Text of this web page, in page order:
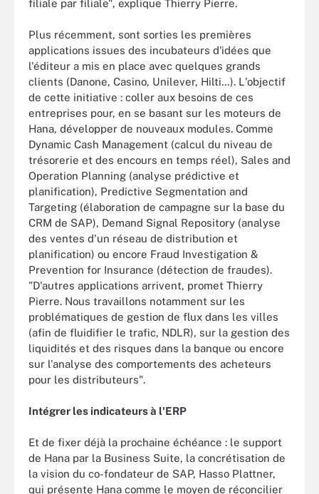
filiale par filiale", explique Thierry Pierre.
Plus récemment, sont sorties les premières
applications issues des incubateurs d'idées que
l'éditeur a mis en place avec quelques grands
clients (Danone, Casino, Unilever, Hilti…). L'objectif
de cette initiative : coller aux besoins de ces
entreprises pour, en se basant sur les moteurs de
Hana, développer de nouveaux modules. Comme
Dynamic Cash Management (calcul du niveau de
trésorerie et des encours en temps réel), Sales and
Operation Planning (analyse prédictive et
planification), Predictive Segmentation and
Targeting (élaboration de campagne sur la base du
CRM de SAP), Demand Signal Repository (analyse
des ventes d'un réseau de distribution et
planification) ou encore Fraud Investigation &
Prevention for Insurance (détection de fraudes).
"D'autres applications arrivent, promet Thierry
Pierre. Nous travaillons notamment sur les
problématiques de gestion de flux dans les villes
(afin de fluidifier le trafic, NDLR), sur la gestion des
liquidités et des risques dans la banque ou encore
sur l'analyse des comportements des acheteurs
pour les distributeurs".
Intégrer les indicateurs à l'ERP
Et de fixer déjà la prochaine échéance : le support
de Hana par la Business Suite, la concrétisation de
la vision du co-fondateur de SAP, Hasso Plattner,
qui présente Hana comme le moyen de réconcilier